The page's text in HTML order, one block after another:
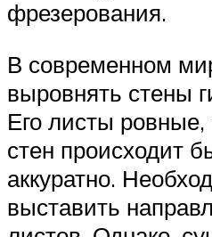
фрезерования.
В современном
выровнять стены
Его листы
стен происходит
аккуратно.
выставить